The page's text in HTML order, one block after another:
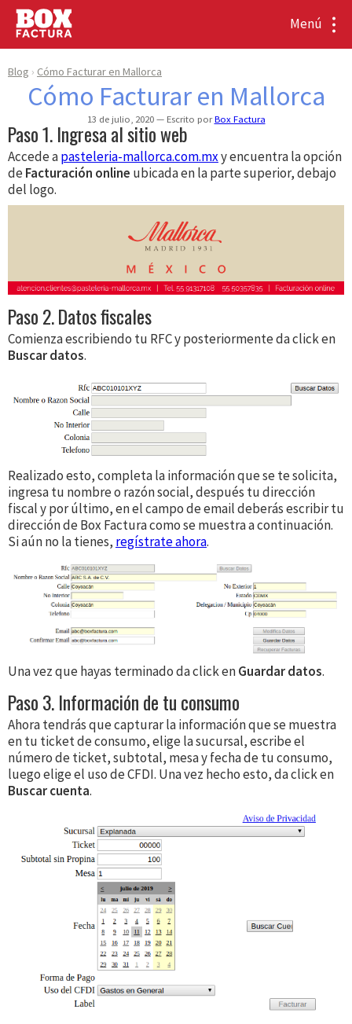
Menú
Blog Cómo Facturar en Mallorca
Cómo Facturar en Mallorca
13 de julio, 2020 Escrito porBox Factura
Paso 1. Ingresa al sitio web
Accede apasteleria-mallorca.com.mxy encuentra la opción
deFacturación online ubicada en la parte superior, debajo
del logo.
Paso 2. Datos fiscales
Comienza escribiendo tu RFC y posteriormente da click en
Buscar datos.
Realizado esto, completa la información que se te solicita,
ingresa tu nombre o razón social, después tu dirección
fiscal y por último, en el campo de email deberás escribir tu
dirección de Box Factura como se muestra a continuación.
Si aún no la tienes, regístrate ahora.
Una vez que hayas terminado da click enGuardar datos.
Paso 3. Información de tu consumo
Ahora tendrás que capturar la información que se muestra
en tu ticket de consumo, elige la sucursal, escribe el
número de ticket, subtotal, mesa y fecha de tu consumo,
luego elige el uso de CFDI. Una vez hecho esto, da click en
Buscar cuenta.